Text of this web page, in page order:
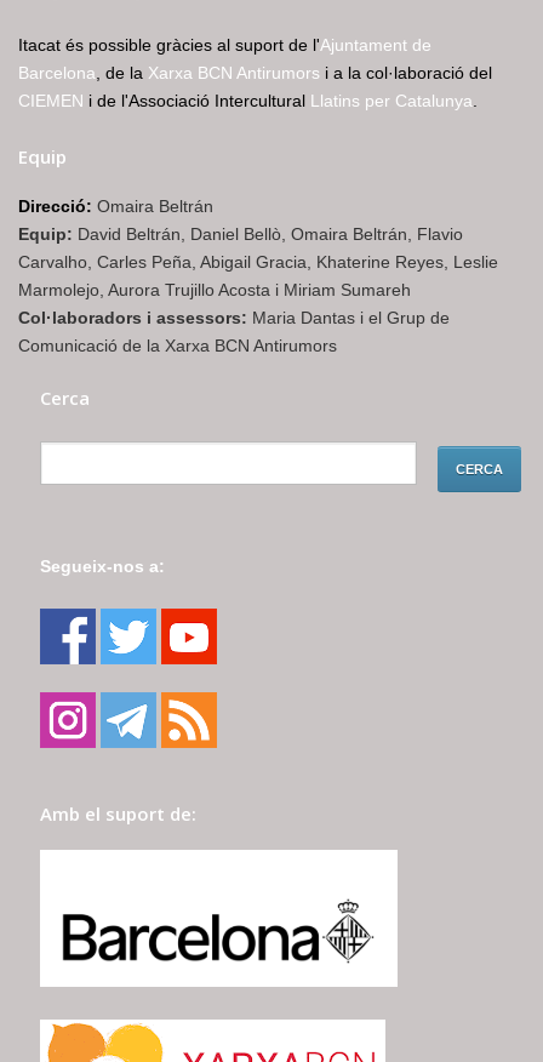
Itacat és possible gràcies al suport de l'Ajuntament de
Barcelona , de la Xarxa BCN Antirumors i a la col·laboració del
CIEMEN i de l'Associació Intercultural Llatins per Catalunya
Equip
Direcció: Omaira Beltrán
Equip: David Beltrán, Daniel Bellò, Omaira Beltrán, Flavio
Carvalho, Carles Peña, Abigail Gracia, Khaterine Reyes, Leslie
Marmolejo, Aurora Trujillo Acosta i Miriam Sumareh
Col·laboradors i assessors: Maria Dantas i el Grup de
Comunicació de la Xarxa BCN Antirumors
Cerca
Segueix-nos a:
Amb el suport de: